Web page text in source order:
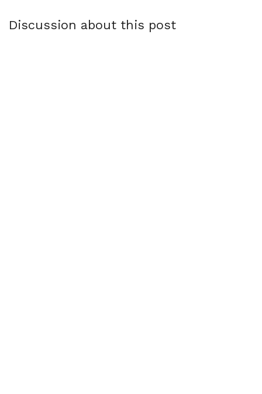
Discussion about this post